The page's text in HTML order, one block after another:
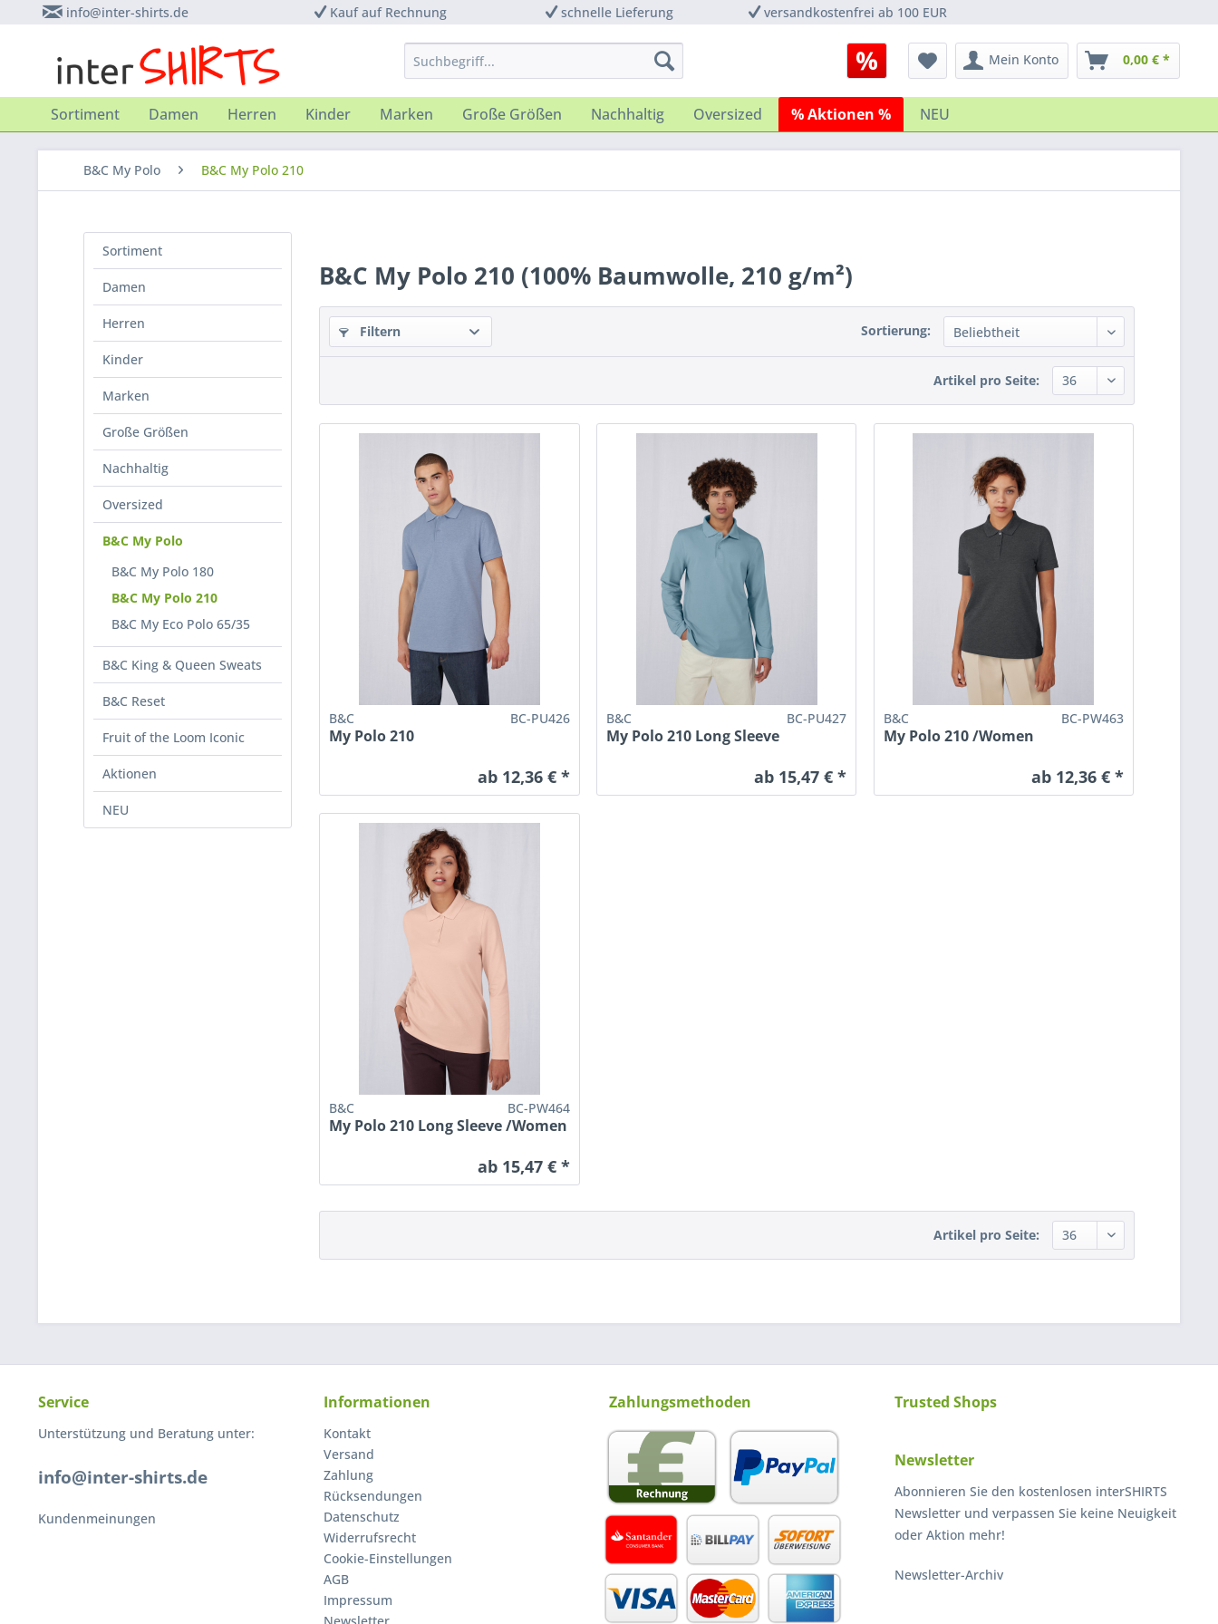
info@inter-shirts.de Kauf auf Rechnung schnelle Lieferung versandkostenfrei ab 100 EUR
Mein Konto 0,00 € *
Sortiment Damen Herren Kinder Marken Große Größen Nachhaltig Oversized % Aktionen % NEU
B&C My Polo B&C My Polo 210
Sortiment
Damen
Herren
Kinder
Marken
Große Größen
Nachhaltig
Oversized
B&C My Polo
B&C My Polo 180
B&C My Polo 210
B&C My Eco Polo 65/35
B&C King & Queen Sweats
B&C Reset
Fruit of the Loom Iconic
Aktionen
NEU
B&C My Polo 210 (100% Baumwolle, 210 g/m²)
Filtern Sortierung:
Artikel pro Seite:
B&C BC-PU426
My Polo 210
ab 12,36 € *
B&C BC-PU427
My Polo 210 Long Sleeve
ab 15,47 € *
B&C BC-PW463
My Polo 210 /Women
ab 12,36 € *
B&C BC-PW464
My Polo 210 Long Sleeve /Women
ab 15,47 € *
Artikel pro Seite:
Service
Unterstützung und Beratung unter:
info@inter-shirts.de
Kundenmeinungen
Informationen
Kontakt
Versand
Zahlung
Rücksendungen
Datenschutz
Widerrufsrecht
Cookie-Einstellungen
AGB
Impressum
Zahlungsmethoden Trusted Shops
Newsletter
Abonnieren Sie den kostenlosen interSHIRTS
Newsletter und verpassen Sie keine Neuigkeit
oder Aktion mehr!
Newsletter-Archiv